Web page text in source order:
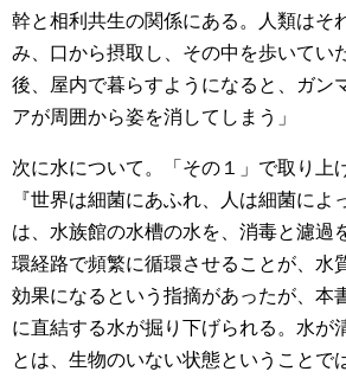
幹と相利共生の関係にある。人類はそ
み、口から摂取し、その中を歩いてい
後、屋内で暮らすようになると、ガン
アが周囲から姿を消してしまう」
次に水について。「その１」で取り上
『世界は細菌にあふれ、人は細菌によ
は、水族館の水槽の水を、消毒と濾過
環経路で頻繁に循環させることが、水
効果になるという指摘があったが、本
に直結する水が掘り下げられる。水が
とは、生物のいない状態ということで